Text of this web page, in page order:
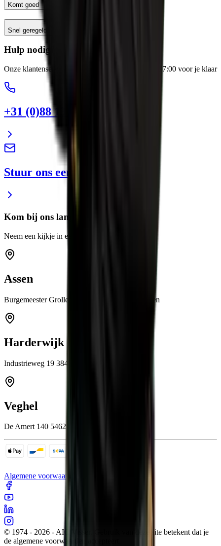
Komt goed
Snel geregeld
Hulp nodig?
Onze klantenservice staat elke werkdag van 8:00-17:00 voor je klaar
+31 (0)88 13 43 600
Stuur ons een e-mail
Kom bij ons langs
Neem een kijkje in een van onze showrooms
Assen
Burgemeester Grollemanweg 12a 9405 TN Assen
Harderwijk
Industrieweg 19 3846 BB Harderwijk
Veghel
De Amert 140 5462 GH Veghel
Algemene voorwaarden
© 1974 - 2026 - AIC Visser. Gebruik van deze site betekent dat je
de algemene voorwaarden accepteert.